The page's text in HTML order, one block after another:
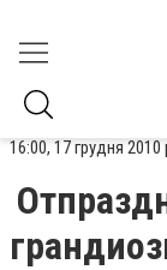
16:00, 17 грудня 2010